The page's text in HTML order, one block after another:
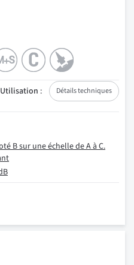
Détails techniques
Utilisation :